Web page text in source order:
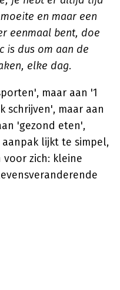
en maar een
eenmaal bent, doe
is dus om aan de
elke dag.
maar aan '1
schrijven', maar aan
'gezond eten',
lijkt te simpel,
zich: kleine